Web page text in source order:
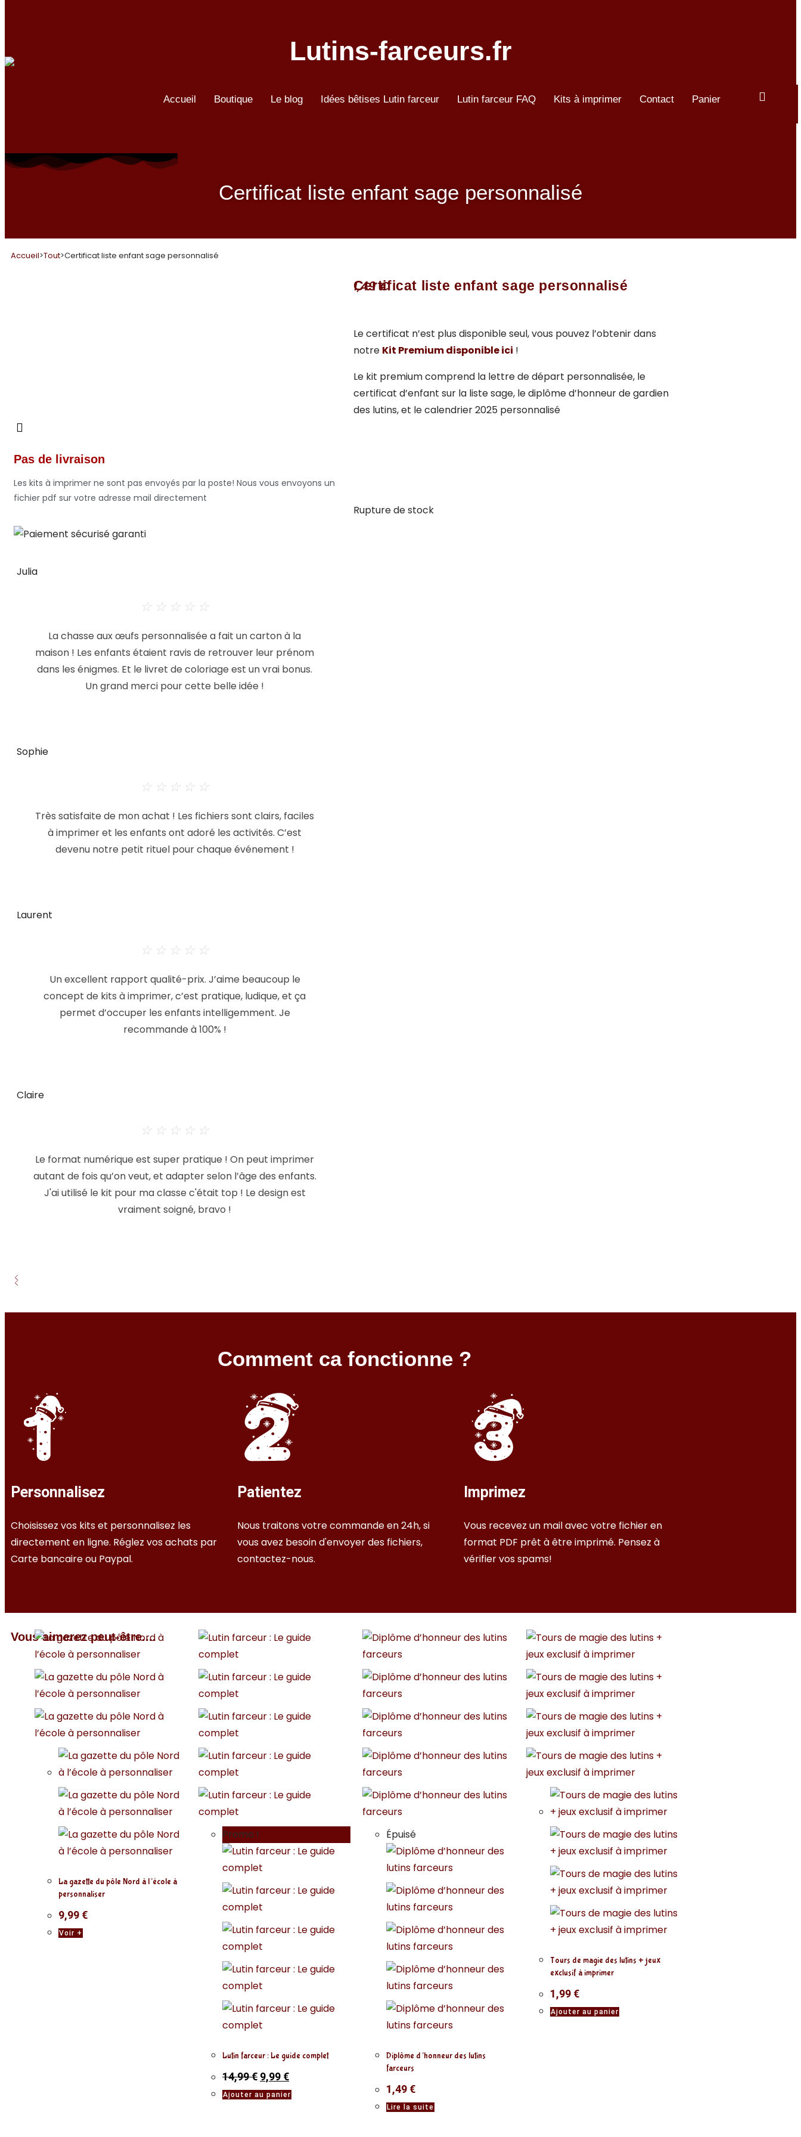
Lutins-farceurs.fr
Accueil Boutique Le blog Idées bêtises Lutin farceur Lutin farceur FAQ Kits à imprimer Contact Panier
Certificat liste enfant sage personnalisé
Accueil>Tout>Certificat liste enfant sage personnalisé
Pas de livraison
Les kits à imprimer ne sont pas envoyés par la poste! Nous vous envoyons un
fichier pdf sur votre adresse mail directement
Julia
☆ ☆ ☆ ☆ ☆
La chasse aux œufs personnalisée a fait un carton à la
maison ! Les enfants étaient ravis de retrouver leur prénom
dans les énigmes. Et le livret de coloriage est un vrai bonus.
Un grand merci pour cette belle idée !
Sophie
☆ ☆ ☆ ☆ ☆
Très satisfaite de mon achat ! Les fichiers sont clairs, faciles
à imprimer et les enfants ont adoré les activités. C’est
devenu notre petit rituel pour chaque événement !
Laurent
☆ ☆ ☆ ☆ ☆
Un excellent rapport qualité-prix. J’aime beaucoup le
concept de kits à imprimer, c’est pratique, ludique, et ça
permet d’occuper les enfants intelligemment. Je
recommande à 100% !
Claire
☆ ☆ ☆ ☆ ☆
Le format numérique est super pratique ! On peut imprimer
autant de fois qu’on veut, et adapter selon l’âge des enfants.
J'ai utilisé le kit pour ma classe c'était top ! Le design est
vraiment soigné, bravo !
Certificat liste enfant sage personnalisé
1,49€
Le certificat n’est plus disponible seul, vous pouvez l’obtenir dans
notre Kit Premium disponible ici !
Le kit premium comprend la lettre de départ personnalisée, le
certificat d’enfant sur la liste sage, le diplôme d’honneur de gardien
des lutins, et le calendrier 2025 personnalisé
Rupture de stock
Comment ca fonctionne ?
Personnalisez
Choisissez vos kits et personnalisez les
directement en ligne. Réglez vos achats par
Carte bancaire ou Paypal.
Patientez
Nous traitons votre commande en 24h, si
vous avez besoin d'envoyer des fichiers,
contactez-nous.
Imprimez
Vous recevez un mail avec votre fichier en
format PDF prêt à être imprimé. Pensez à
vérifier vos spams!
Vous aimerez peut-être....
La gazette du pôle Nord à l’école à
personnaliser
9,99 €
Voir +
Promo !
Lutin farceur : Le guide complet
14,99€ 9,99 €
Ajouter au panier
Épuisé
Diplôme d’honneur des lutins
farceurs
1,49 €
Lire la suite
Tours de magie des lutins + jeux
exclusif à imprimer
1,99 €
Ajouter au panier